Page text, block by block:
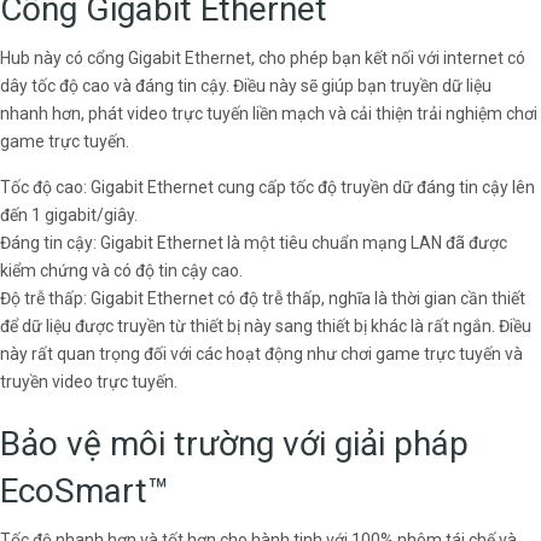
Cổng Gigabit Ethernet
Hub này có cổng Gigabit Ethernet, cho phép bạn kết nối với internet có
dây tốc độ cao và đáng tin cậy. Điều này sẽ giúp bạn truyền dữ liệu
nhanh hơn, phát video trực tuyến liền mạch và cải thiện trải nghiệm chơi
game trực tuyến.
Tốc độ cao: Gigabit Ethernet cung cấp tốc độ truyền dữ đáng tin cậy lên
đến 1 gigabit/giây.
Đáng tin cậy: Gigabit Ethernet là một tiêu chuẩn mạng LAN đã được
kiểm chứng và có độ tin cậy cao.
Độ trễ thấp: Gigabit Ethernet có độ trễ thấp, nghĩa là thời gian cần thiết
để dữ liệu được truyền từ thiết bị này sang thiết bị khác là rất ngắn. Điều
này rất quan trọng đối với các hoạt động như chơi game trực tuyến và
truyền video trực tuyến.
Bảo vệ môi trường với giải pháp
EcoSmart™